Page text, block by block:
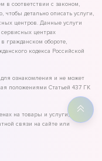
в соответствии с законом,
чтобы детально описать услуги,
центров. Данные услуги
центрах
обороте,
кодекса Российской
ознакомления и не может
положениями Статьей 437 ГК
на товары и услуги,
связи на сайте или